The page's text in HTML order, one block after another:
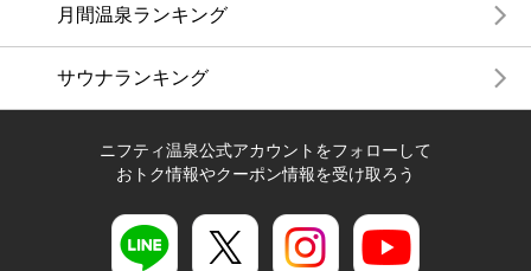
月間温泉ランキング
サウナランキング
ニフティ温泉公式アカウントをフォローして
おトク情報やクーポン情報を受け取ろう